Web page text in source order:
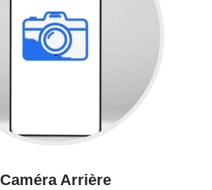
Caméra Arrière